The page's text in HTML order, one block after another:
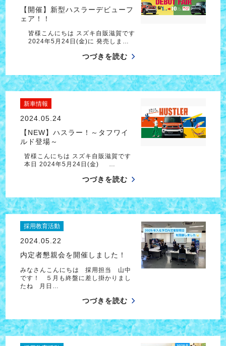
【開催】新型ハスラーデビューフ
ェア！！
皆様こんにちは スズキ自販滋賀です
2024年5月24日(金)に 発売しま…
つづきを読む
新車情報
2024.05.24
【NEW】ハスラー！～タフワイ
ルド登場～
皆様こんにちは スズキ自販滋賀です
本日 2024年5月24日(金) …
つづきを読む
採用教育活動
2024.05.22
内定者懇親会を開催しました！
みなさんこんにちは 採用担当 山中
です！ ５月も終盤に差し掛かりまし
たね 月日…
つづきを読む